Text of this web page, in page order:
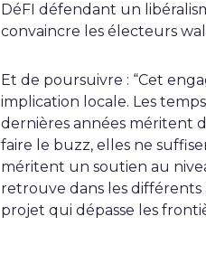
DéFI défendant un
convaincre les électeurs
Et de poursuivre : “Cet
implication locale. Les
dernières années méritent
faire le buzz, elles ne
méritent un soutien au
retrouve dans les différents
projet qui dépasse les